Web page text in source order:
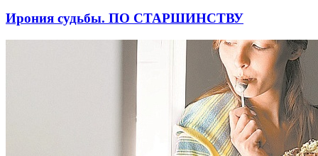
Ирония судьбы. ПО СТАРШИНСТВУ